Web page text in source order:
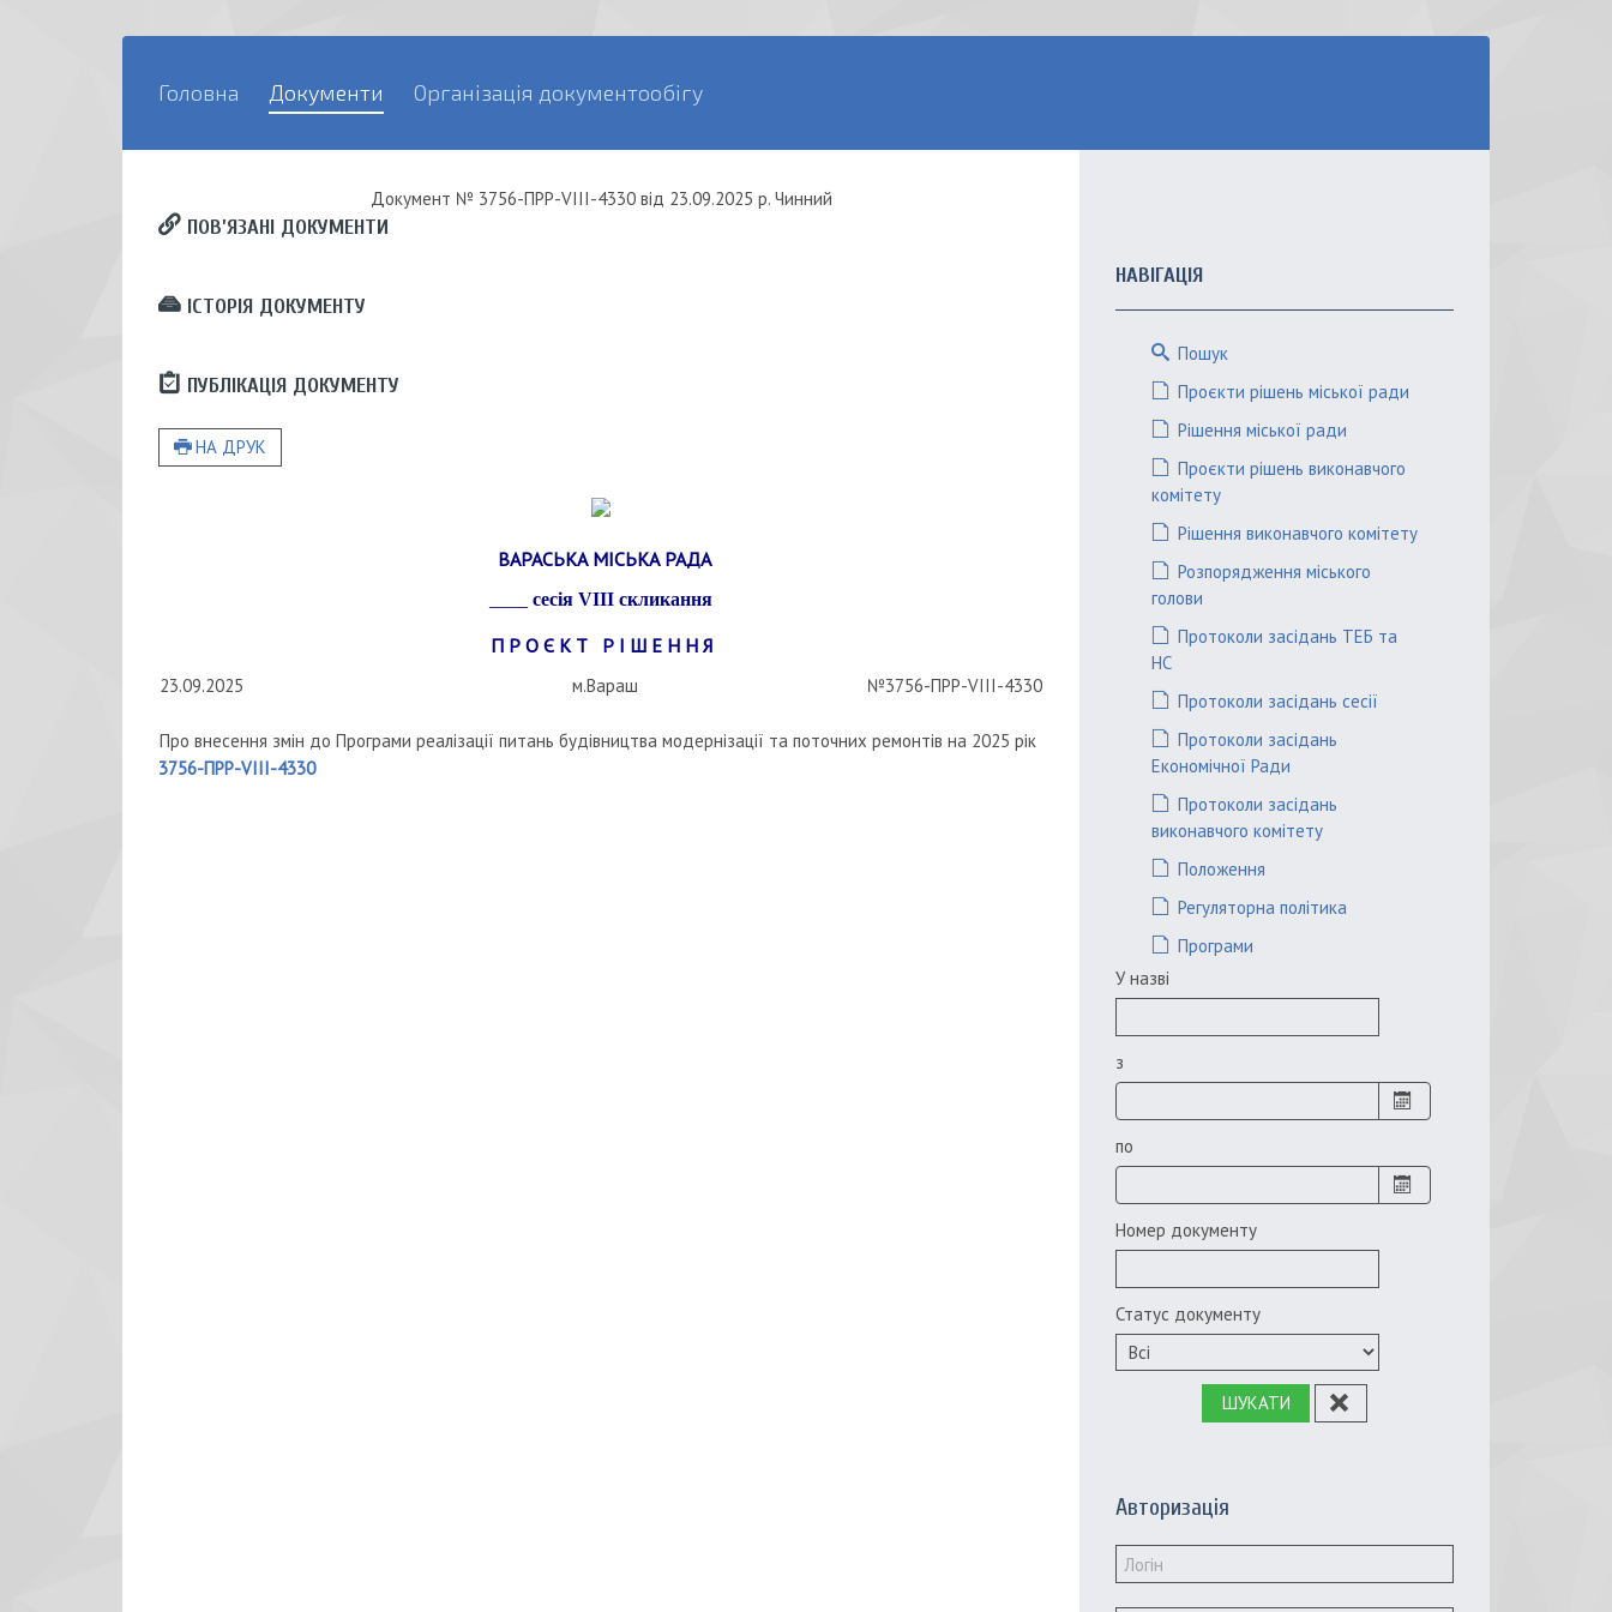
Головна Документи Організація документообігу
Документ № 3756-ПРР-VIII-4330від 23.09.2025 р.Чинний
ПОВ’ЯЗАНІ ДОКУМЕНТИ
ІСТОРІЯ ДОКУМЕНТУ
ПУБЛІКАЦІЯ ДОКУМЕНТУ
НА ДРУК
ВАРАСЬКА МІСЬКА РАДА
сесія VIII скликання
П Р О Є К Т Р І Ш Е Н Н Я
23.09.2025 м.Вараш №3756-ПРР-VIII-4330
Про внесення змін до Програми реалізації питань будівництва модернізації та поточних ремонтів на 2025 рік
3756-ПРР-VIII-4330
НАВІГАЦІЯ
Пошук
Проєкти рішень міської ради
Рішення міської ради
Проєкти рішень виконавчого
комітету
Рішення виконавчого комітету
Розпорядження міського
голови
Протоколи засідань ТЕБ та
НС
Протоколи засідань сесії
Протоколи засідань
Економічної Ради
Протоколи засідань
виконавчого комітету
Положення
Регуляторна політика
Програми
У назві
з
по
Номер документу
Статус документу
ШУКАТИ
Авторизація